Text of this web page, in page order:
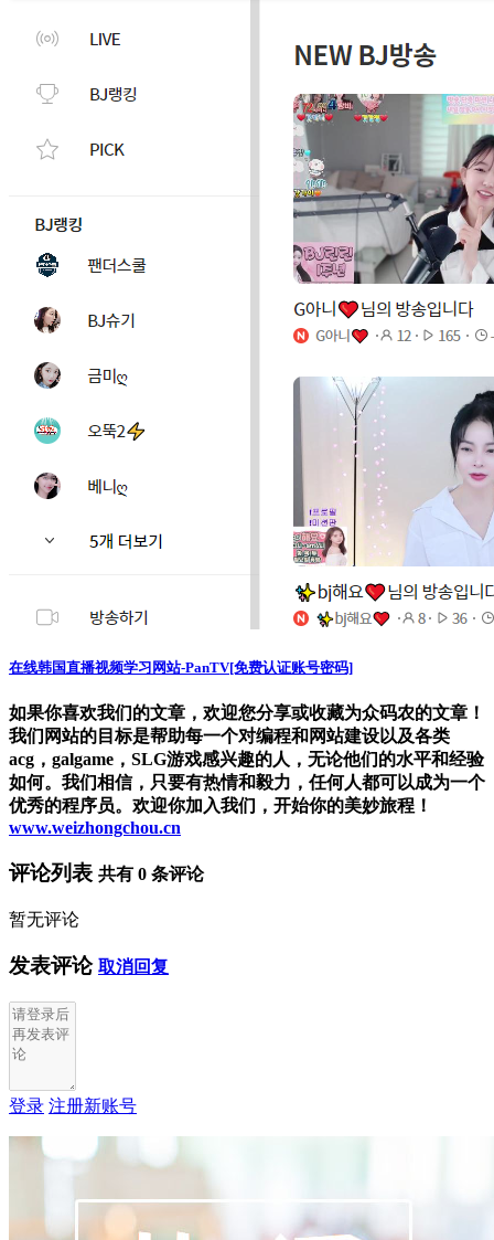
在线韩国直播视频学习网站-PanTV[免费认证账号密码]
如果你喜欢我们的文章，欢迎您分享或收藏为众码农的文章！
我们网站的目标是帮助每一个对编程和网站建设以及各类
acg，galgame，SLG游戏感兴趣的人，无论他们的水平和经验
如何。我们相信，只要有热情和毅力，任何人都可以成为一个
优秀的程序员。欢迎你加入我们，开始你的美妙旅程！
www.weizhongchou.cn
评论列表 共有 0 条评论
暂无评论
发表评论 取消回复
登录 注册新账号